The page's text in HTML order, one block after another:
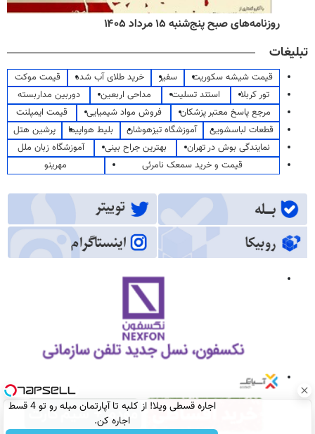
روزنامه‌های صبح پنج‌شنبه ۱۵ مرداد ۱۴۰۵
تبلیغات
قیمت شیشه سکوریت سفیر خرید طلای آب شده
قیمت موکت
تور کربلا
استند تسلیت مداحی اربعین
دوربین مداربسته
مرجع پاسخ معتبر پزشکان
فروش مواد شیمیایی
قیمت ایمپلنت
قطعات لباسشویی
آموزشگاه تیزهوشان بلیط هواپیما
پرشین هتل
نمایندگی بوش در تهران
بهترین جراح بینی
آموزشگاه زبان ملل
قیمت و خرید سمعک نامرئی
مهرینو
اجاره‌ قسطی ویلا! از کلبه تا آپارتمان مبله رو تو 4 قسط
اجاره کن.